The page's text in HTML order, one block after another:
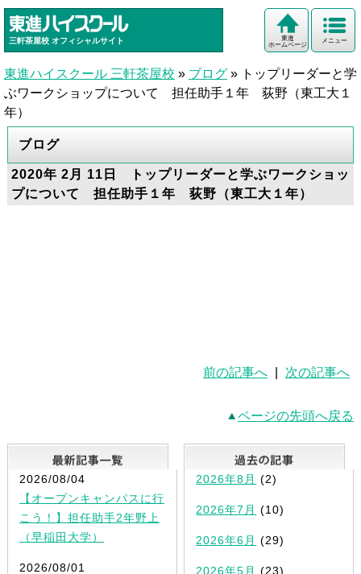
三軒茶屋校 オフィシャルサイト メニュー
東進
ホームページ
東進ハイスクール 三軒茶屋校 » ブログ » トップリーダーと学
ぶワークショップについて 担任助手１年 荻野（東工大１
年）
ブログ
2020年 2月 11日 トップリーダーと学ぶワークショッ
プについて 担任助手１年 荻野（東工大１年）
前の記事へ 次の記事へ
ページの先頭へ戻る
最新記事一覧
2026/08/04
【オープンキャンパスに行
こう！】担任助手2年野上
（早稲田大学）
2026/08/01
2026年8月 (2)
2026年7月 (10)
2026年6月 (29)
2026年5月 (23)